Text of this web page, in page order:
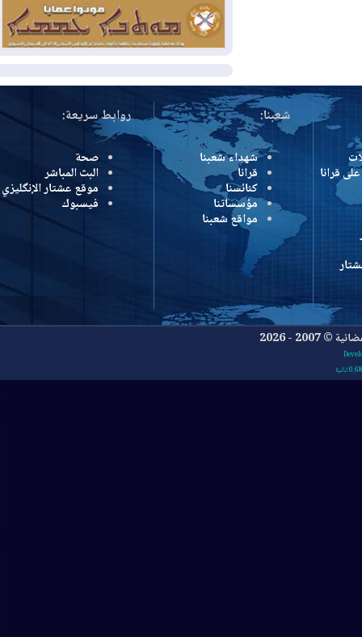
2026-08-03
رئيس إقليم كوردستان في
دمشق في زيارة رسمية
شعبنا:
شهداء شعبنا
قرانا
كنائسنا
مؤسساتنا
مواقع شعبنا
روابط سريعة:
صحة
البث المباشر
موقع عشتار الإنگليزي
فيسبوك
2026